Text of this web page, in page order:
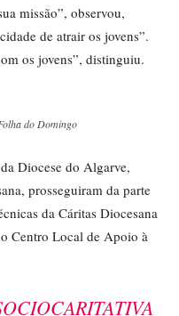
missão”, observou,
de atrair os jovens”.
os jovens”, distinguiu.
do Domingo
Diocese do Algarve,
prosseguiram da parte
da Cáritas Diocesana
Centro Local de Apoio à